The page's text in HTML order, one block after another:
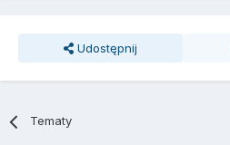
Udostępnij
Tematy